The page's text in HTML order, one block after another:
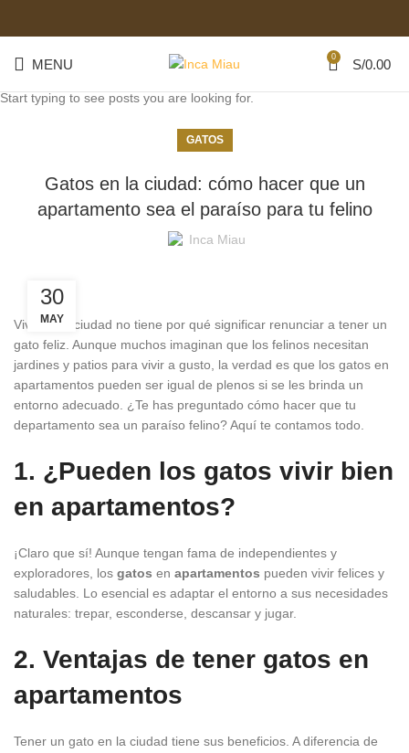
MENU 0 S/0.00
GATOS
Gatos en la ciudad: cómo hacer que un
apartamento sea el paraíso para tu felino
Inca Miau
30
MAY
Vivir en la ciudad no tiene por qué significar renunciar a tener un
gato feliz. Aunque muchos imaginan que los felinos necesitan
jardines y patios para vivir a gusto, la verdad es que los gatos en
apartamentos pueden ser igual de plenos si se les brinda un
entorno adecuado. ¿Te has preguntado cómo hacer que tu
departamento sea un paraíso felino? Aquí te contamos todo.
1. ¿Pueden los gatos vivir bien
en apartamentos?
¡Claro que sí! Aunque tengan fama de independientes y
exploradores, los gatos en apartamentos pueden vivir felices y
saludables. Lo esencial es adaptar el entorno a sus necesidades
naturales: trepar, esconderse, descansar y jugar.
2. Ventajas de tener gatos en
apartamentos
Tener un gato en la ciudad tiene sus beneficios. A diferencia de
Start typing to see posts you are looking for.